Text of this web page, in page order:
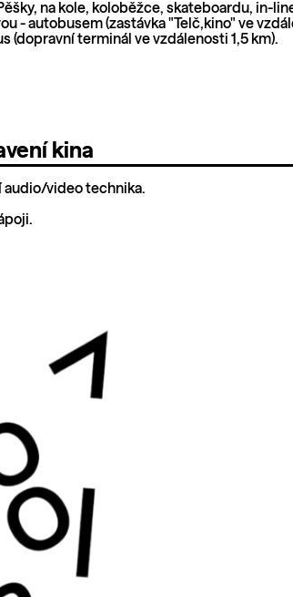
na kole, koloběžce, skateboardu, in-
- autobusem (zastávka "Telč,kino" ve
(dopravní terminál ve vzdálenosti 1,5 km).
kina
audio/video technika.